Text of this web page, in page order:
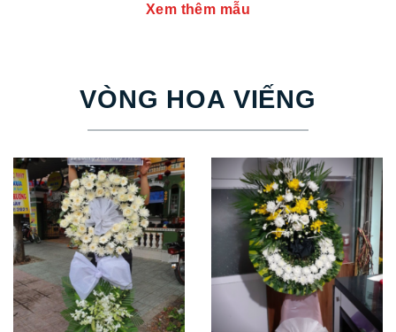
Xem thêm mẫu
VÒNG HOA VIẾNG